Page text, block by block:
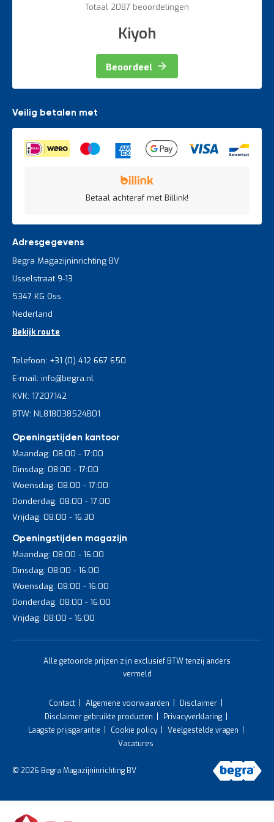
Totaal 2087 beoordelingen
Kiyoh
Beoordeel
Veilig betalen met
Betaal achteraf met Billink!
Adresgegevens
Begra Magazijninrichting BV
IJsselstraat 9-13
5347 KG Oss
Nederland
Bekijk route
Telefoon: +31 (0) 412 667 650
E-mail: info@begra.nl
KVK: 17207142
BTW: NL818038524B01
Openingstijden kantoor
Maandag: 08:00 - 17:00
Dinsdag: 08:00 - 17:00
Woensdag: 08:00 - 17:00
Donderdag: 08:00 - 17:00
Vrijdag: 08:00 - 16:30
Openingstijden magazijn
Maandag: 08:00 - 16:00
Dinsdag: 08:00 - 16:00
Woensdag: 08:00 - 16:00
Donderdag: 08:00 - 16:00
Vrijdag: 08:00 - 16:00
Alle getoonde prijzen zijn exclusief BTW tenzij anders
vermeld
Contact Algemene voorwaarden
Disclaimer
Disclaimer gebruikte producten
Privacyverklaring
Laagste prijsgarantie
Cookie policy
Veelgestelde vragen
Vacatures
© 2026 Begra Magazijninrichting BV